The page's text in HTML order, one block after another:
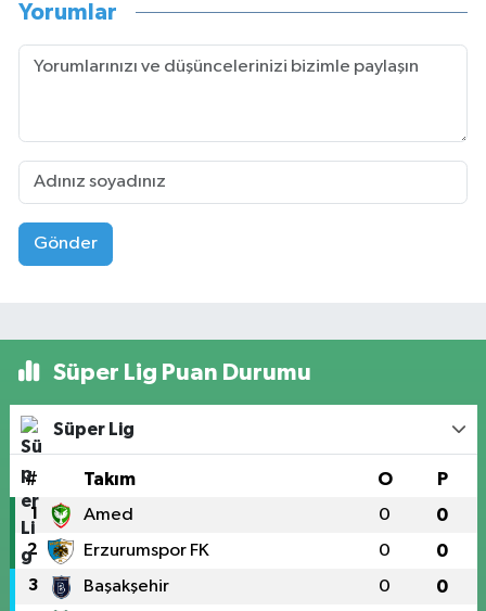
Yorumlar
Gönder
Süper Lig Puan Durumu
Süper Lig
# Takım O P
1 Amed 0 0
2 Erzurumspor FK 0 0
3 Başakşehir 0 0